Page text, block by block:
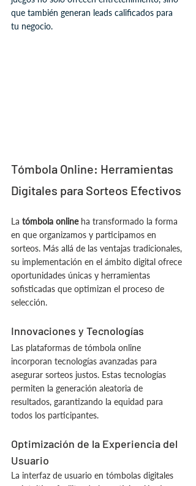
que también generan leads calificados para
tu negocio.
Tómbola Online: Herramientas
Digitales para Sorteos Efectivos
La tómbola online ha transformado la forma
en que organizamos y participamos en
sorteos. Más allá de las ventajas tradicionales,
su implementación en el ámbito digital ofrece
oportunidades únicas y herramientas
sofisticadas que optimizan el proceso de
selección.
Innovaciones y Tecnologías
Las plataformas de tómbola online
incorporan tecnologías avanzadas para
asegurar sorteos justos. Estas tecnologías
permiten la generación aleatoria de
resultados, garantizando la equidad para
todos los participantes.
Optimización de la Experiencia del
Usuario
La interfaz de usuario en tómbolas digitales